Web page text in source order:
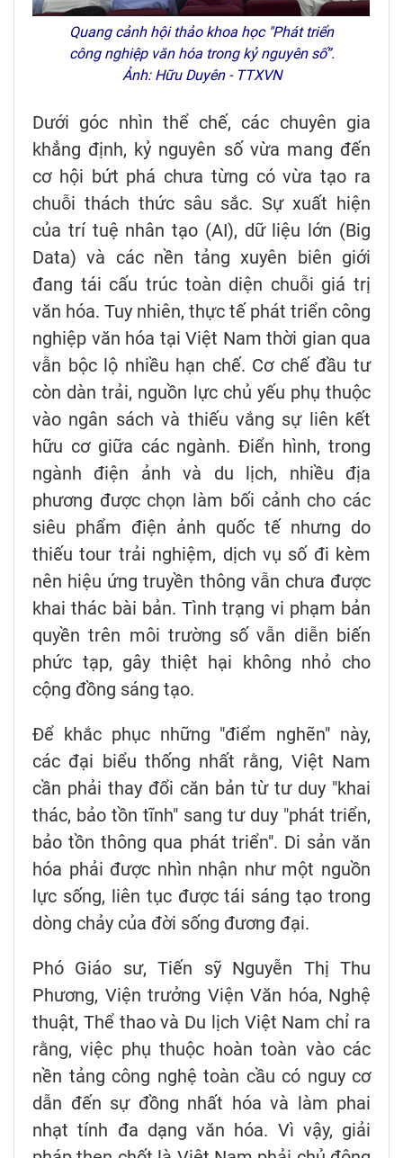
Quang cảnh hội thảo khoa học "Phát triển
công nghiệp văn hóa trong kỷ nguyên số”.
Ảnh: Hữu Duyên - TTXVN
Dưới góc nhìn thể chế, các chuyên gia
khẳng định, kỷ nguyên số vừa mang đến
cơ hội bứt phá chưa từng có vừa tạo ra
chuỗi thách thức sâu sắc. Sự xuất hiện
của trí tuệ nhân tạo (AI), dữ liệu lớn (Big
Data) và các nền tảng xuyên biên giới
đang tái cấu trúc toàn diện chuỗi giá trị
văn hóa. Tuy nhiên, thực tế phát triển công
nghiệp văn hóa tại Việt Nam thời gian qua
vẫn bộc lộ nhiều hạn chế. Cơ chế đầu tư
còn dàn trải, nguồn lực chủ yếu phụ thuộc
vào ngân sách và thiếu vắng sự liên kết
hữu cơ giữa các ngành. Điển hình, trong
ngành điện ảnh và du lịch, nhiều địa
phương được chọn làm bối cảnh cho các
siêu phẩm điện ảnh quốc tế nhưng do
thiếu tour trải nghiệm, dịch vụ số đi kèm
nên hiệu ứng truyền thông vẫn chưa được
khai thác bài bản. Tình trạng vi phạm bản
quyền trên môi trường số vẫn diễn biến
phức tạp, gây thiệt hại không nhỏ cho
cộng đồng sáng tạo.
Để khắc phục những "điểm nghẽn" này,
các đại biểu thống nhất rằng, Việt Nam
cần phải thay đổi căn bản từ tư duy "khai
thác, bảo tồn tĩnh" sang tư duy "phát triển,
bảo tồn thông qua phát triển". Di sản văn
hóa phải được nhìn nhận như một nguồn
lực sống, liên tục được tái sáng tạo trong
dòng chảy của đời sống đương đại.
Phó Giáo sư, Tiến sỹ Nguyễn Thị Thu
Phương, Viện trưởng Viện Văn hóa, Nghệ
thuật, Thể thao và Du lịch Việt Nam chỉ ra
rằng, việc phụ thuộc hoàn toàn vào các
nền tảng công nghệ toàn cầu có nguy cơ
dẫn đến sự đồng nhất hóa và làm phai
nhạt tính đa dạng văn hóa. Vì vậy, giải